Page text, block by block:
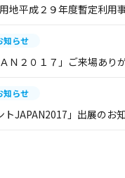
地平成２９年度暫定利用
知らせ
Ｎ２０１７」ご来場あり
知らせ
JAPAN2017」出展のお